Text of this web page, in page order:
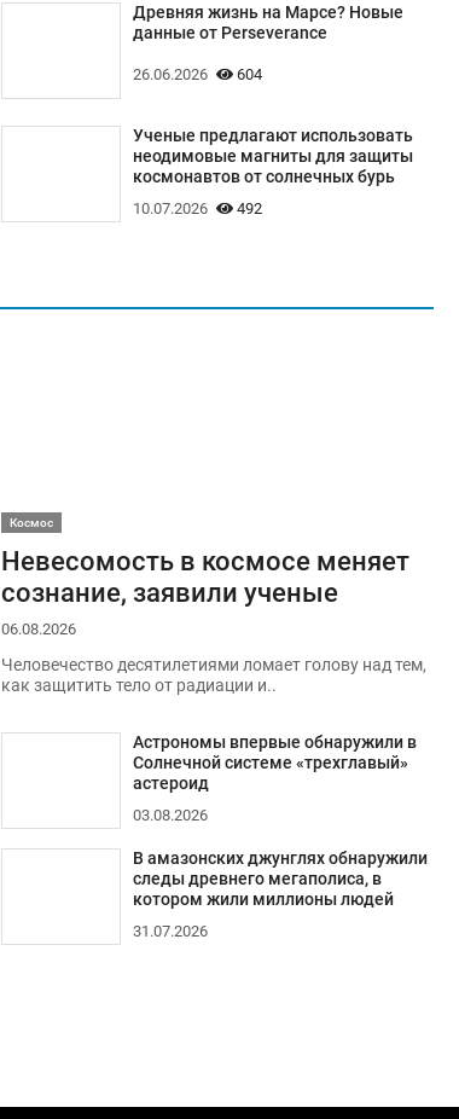
Древняя жизнь на Марсе? Новые
данные от Perseverance
26.06.2026 604
Ученые предлагают использовать
неодимовые магниты для защиты
космонавтов от солнечных бурь
10.07.2026 492
Космос
Невесомость в космосе меняет
сознание, заявили ученые
06.08.2026
Человечество десятилетиями ломает голову над тем,
как защитить тело от радиации и..
Астрономы впервые обнаружили в
Солнечной системе «трехглавый»
астероид
03.08.2026
В амазонских джунглях обнаружили
следы древнего мегаполиса, в
котором жили миллионы людей
31.07.2026